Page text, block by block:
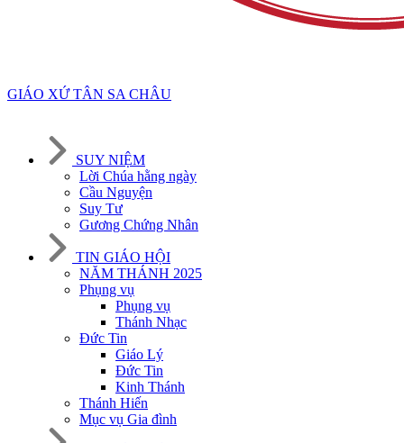
GIÁO XỨ TÂN SA CHÂU
SUY NIỆM
Lời Chúa hằng ngày
Cầu Nguyện
Suy Tư
Gương Chứng Nhân
TIN GIÁO HỘI
NĂM THÁNH 2025
Phụng vụ
Phụng vụ
Thánh Nhạc
Đức Tin
Giáo Lý
Đức Tin
Kinh Thánh
Thánh Hiến
Mục vụ Gia đình